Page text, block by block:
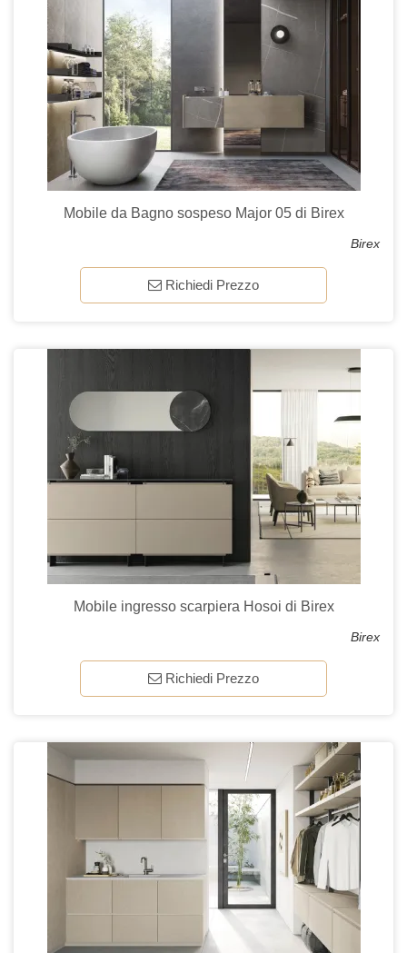
Mobile da Bagno sospeso Major 05 di Birex
Birex
Richiedi Prezzo
Mobile ingresso scarpiera Hosoi di Birex
Birex
Richiedi Prezzo